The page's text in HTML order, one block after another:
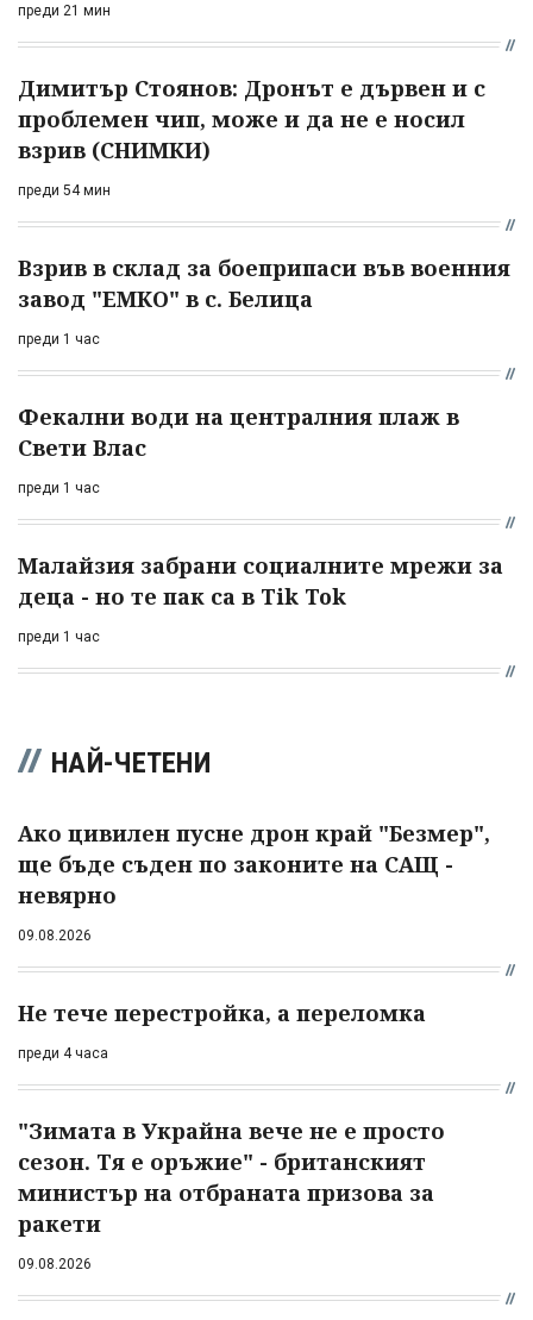
преди 21 мин
Димитър Стоянов: Дронът е дървен и с
проблемен чип, може и да не е носил
взрив (СНИМКИ)
преди 54 мин
Взрив в склад за боеприпаси във военния
завод "ЕМКО" в с. Белица
преди 1 час
Фекални води на централния плаж в
Свети Влас
преди 1 час
Малайзия забрани социалните мрежи за
деца - но те пак са в Tik Tok
преди 1 час
НАЙ-ЧЕТЕНИ
Ако цивилен пусне дрон край "Безмер",
ще бъде съден по законите на САЩ -
невярно
09.08.2026
Не тече перестройка, а переломка
преди 4 часа
"Зимата в Украйна вече не е просто
сезон. Тя е оръжие" - британският
министър на отбраната призова за
ракети
09.08.2026